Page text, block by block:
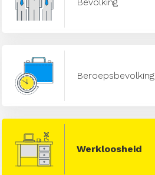
Beroepsbevolking
Werkloosheid